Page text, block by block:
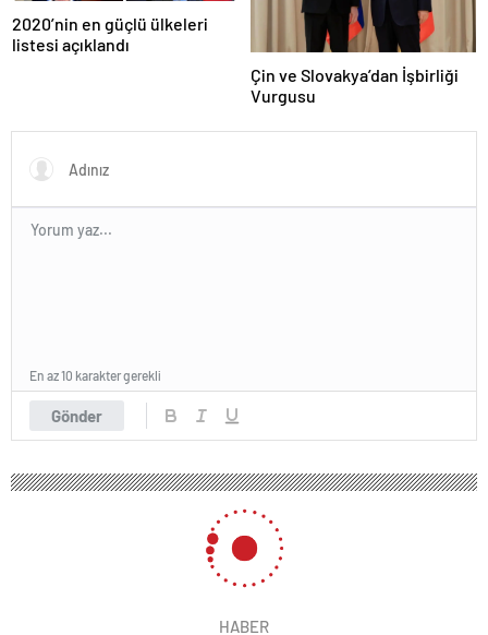
2020’nin en güçlü ülkeleri
listesi açıklandı
Çin ve Slovakya’dan İşbirliği
Vurgusu
Gönder
En az 10 karakter gerekli
HABER